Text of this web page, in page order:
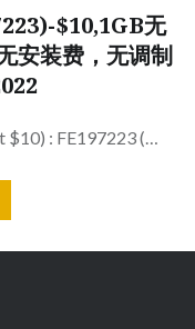
$10,1GB无
安装费，无调制
$10) : FE197223 (…